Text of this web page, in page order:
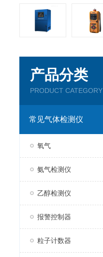
产品分类
PRODUCT CATEGORY
常见气体检测仪
氧气
氨气检测仪
乙醇检测仪
报警控制器
粒子计数器